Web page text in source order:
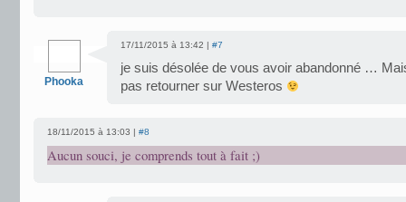
Phooka
17/11/2015 à 13:42 | #7
je suis désolée de vous avoir abandonné …
pas retourner sur Westeros
18/11/2015 à 13:03 | #8
Aucun souci, je comprends tout à fait ;)